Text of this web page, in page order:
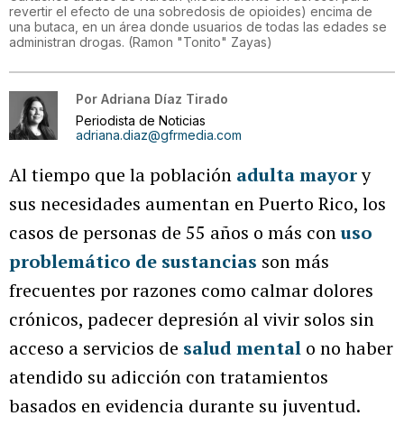
revertir el efecto de una sobredosis de opioides) encima de
una butaca, en un área donde usuarios de todas las edades se
administran drogas. (Ramon "Tonito" Zayas)
Por Adriana Díaz Tirado
Periodista de Noticias
adriana.diaz@gfrmedia.com
Al tiempo que la población adulta mayory
sus necesidades aumentan en Puerto Rico, los
casos de personas de 55 años o más conuso
problemático de sustancias son más
frecuentes por razones como calmar dolores
crónicos, padecer depresión al vivir solos sin
acceso a servicios de salud mental o no haber
atendido su adicción con tratamientos
basados en evidencia durante su juventud.